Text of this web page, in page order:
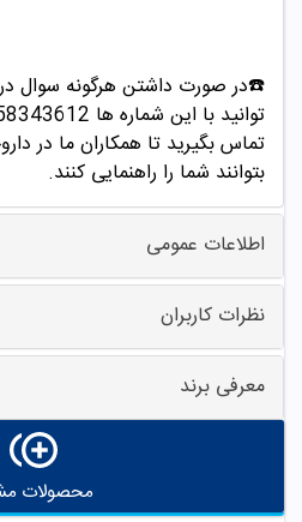
☎️در صورت داشتن هرگونه سوال
تماس بگیرید تا همکاران ما در
بتوانند شما را راهنمایی کنند.
اطلاعات عمومی
نظرات کاربران
معرفی برند
محصولات